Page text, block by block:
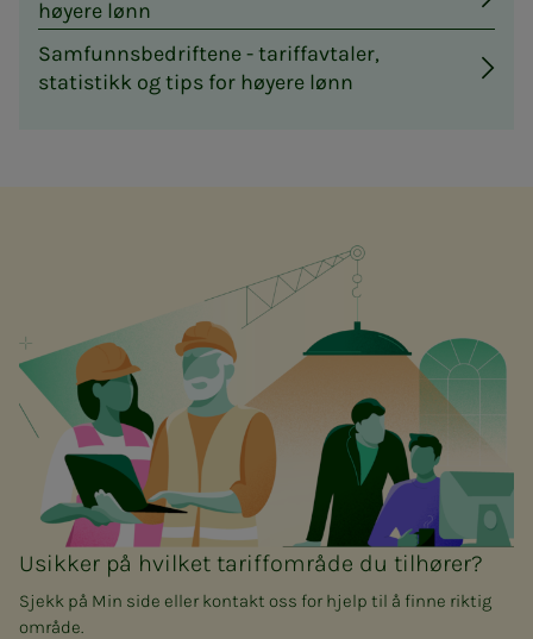
høyere lønn
Samfunnsbedriftene - tariffavtaler,
statistikk og tips for høyere lønn
Usikker på hvilket tariffområde du tilhører?
Sjekk på Min side eller kontakt oss for hjelp til å finne riktig
område.